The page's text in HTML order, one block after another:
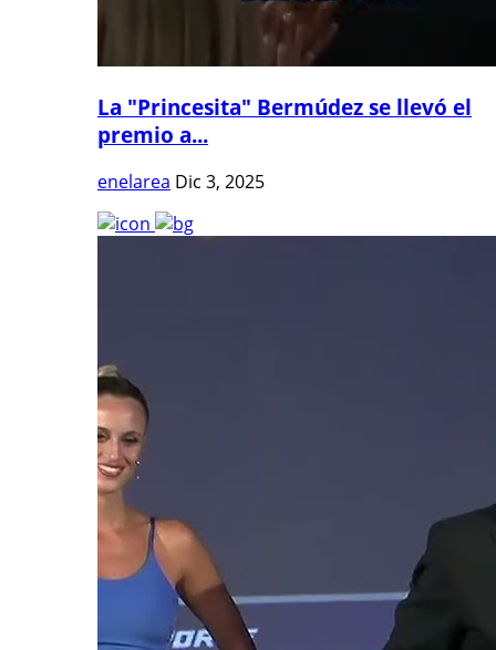
La "Princesita" Bermúdez se llevó el
premio a...
enelarea Dic 3, 2025